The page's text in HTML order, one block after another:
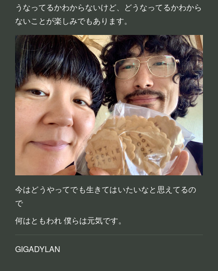
うなってるかわからないけど、どうなってるかわから
ないことが楽しみでもあります。
今はどうやってでも生きてはいたいなと思えてるの
で
何はともわれ 僕らは元気です。
GIGADYLAN